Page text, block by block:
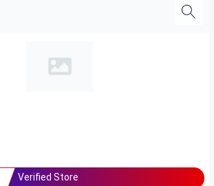
Verified Store